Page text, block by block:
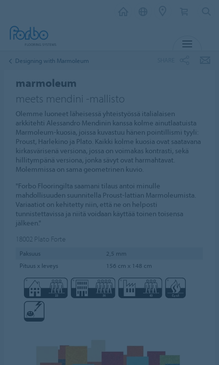
Designing with Marmoleum
marmoleum
meets mendini -mallisto
Olemme luoneet läheisessä yhteistyössä italialaisen
arkkitehti Alessandro Mendinin kanssa kolme ainutlaatuista
Marmoleum-kuosia, joissa kuvastuu hänen pointillismi tyyli:
Proust, Harlekino ja Plato. Kaikki kolme kuosia ovat saatavana
kirkasvärisenä versiona, jossa on voimakas kontrasti, sekä
hillitympänä versiona, jonka sävyt ovat harmahtavat.
Molemmissa on sama geometrinen kuvio.
"Forbo Flooringilta saamani tilaus antoi minulle
mahdollisuuden suunnitella Proust-lattian Marmoleumista.
Variaatiot on kehitetty niin, että ne on helposti
tunnistettavissa ja niitä voidaan käyttää toinen toisensa
jälkeen."
18002 Plato Forte
Paksuus
2,5 mm
Pituus x leveys
156 cm x 148 cm